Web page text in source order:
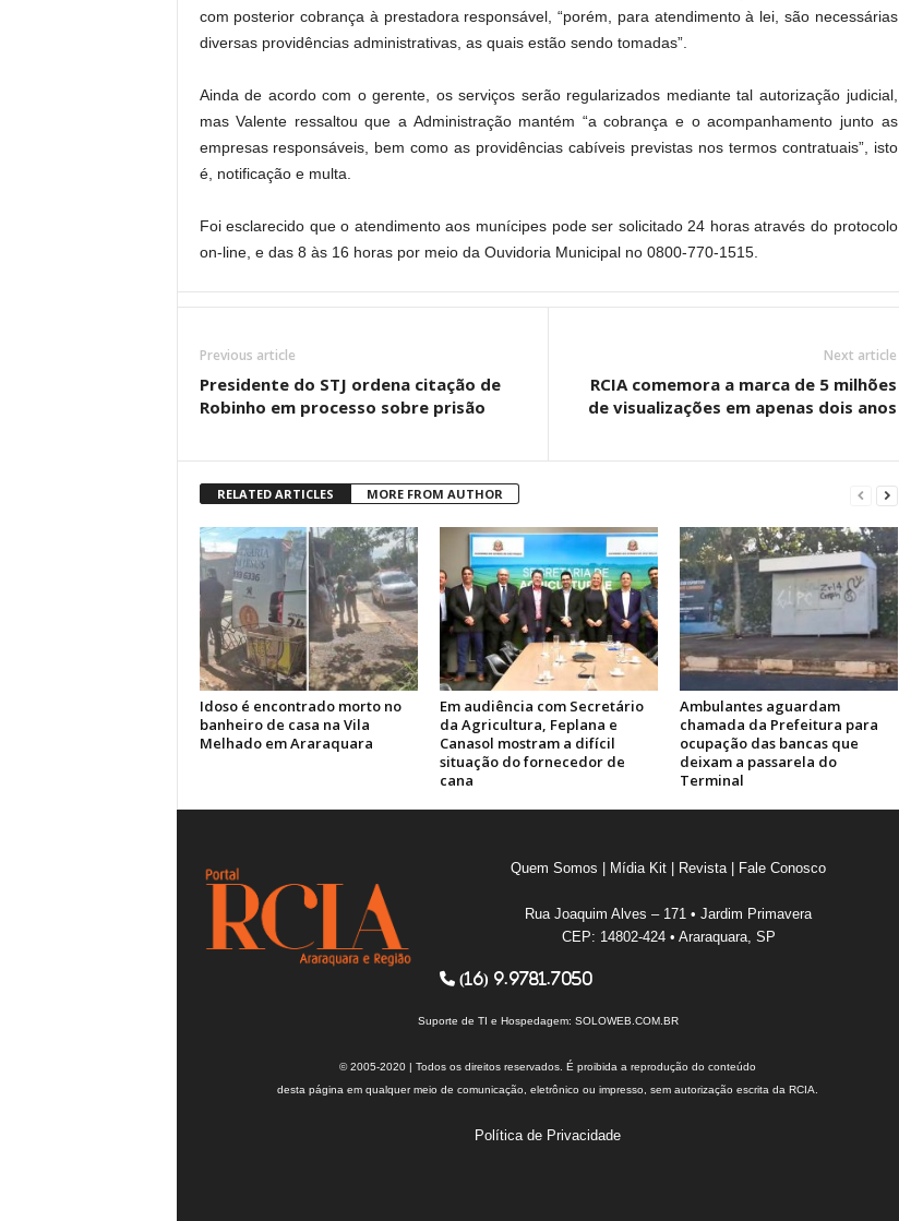
com posterior cobrança à prestadora responsável, “porém, para atendimento à lei, são necessárias
diversas providências administrativas, as quais estão sendo tomadas”.
Ainda de acordo com o gerente, os serviços serão regularizados mediante tal autorização judicial,
mas Valente ressaltou que a Administração mantém “a cobrança e o acompanhamento junto as
empresas responsáveis, bem como as providências cabíveis previstas nos termos contratuais”, isto
é, notificação e multa.
Foi esclarecido que o atendimento aos munícipes pode ser solicitado 24 horas através do protocolo
on-line, e das 8 às 16 horas por meio da Ouvidoria Municipal no 0800-770-1515.
Previous article
Presidente do STJ ordena citação de
Robinho em processo sobre prisão
Next article
RCIA comemora a marca de 5 milhões
de visualizações em apenas dois anos
RELATED ARTICLES MORE FROM AUTHOR
Idoso é encontrado morto no
banheiro de casa na Vila
Melhado em Araraquara
Em audiência com Secretário
da Agricultura, Feplana e
Canasol mostram a difícil
situação do fornecedor de
cana
Ambulantes aguardam
chamada da Prefeitura para
ocupação das bancas que
deixam a passarela do
Terminal
Quem Somos Mídia Kit Revista| Fale Conosco
Rua Joaquim Alves – 171 • Jardim Primavera
CEP: 14802-424 • Araraquara, SP
(16) 9.9781.7050
Suporte de TI e Hospedagem: SOLOWEB.COM.BR
© 2005-2020 | Todos os direitos reservados. É proibida a reprodução do conteúdo
desta página em qualquer meio de comunicação, eletrônico ou impresso, sem autorização escrita da RCIA.
Política de Privacidade